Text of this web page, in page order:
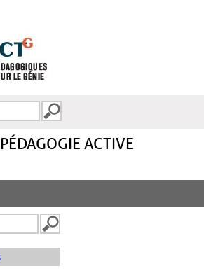
ACTIVE